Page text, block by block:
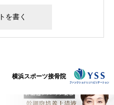
横浜スポーツ接骨院